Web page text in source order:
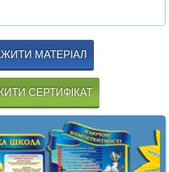
МАТЕРІАЛ
СЕРТИФІКАТ